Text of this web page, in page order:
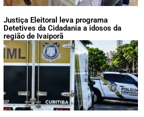
Justiça Eleitoral leva programa
Detetives da Cidadania a idosos da
região de Ivaiporã